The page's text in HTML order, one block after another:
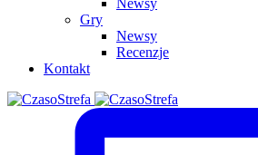
Newsy
Gry
Newsy
Recenzje
Kontakt